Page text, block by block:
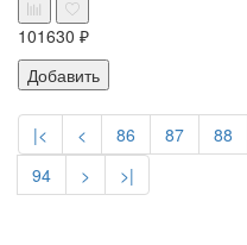
101630 ₽
Добавить
|< < 86 87 88
94
> >|